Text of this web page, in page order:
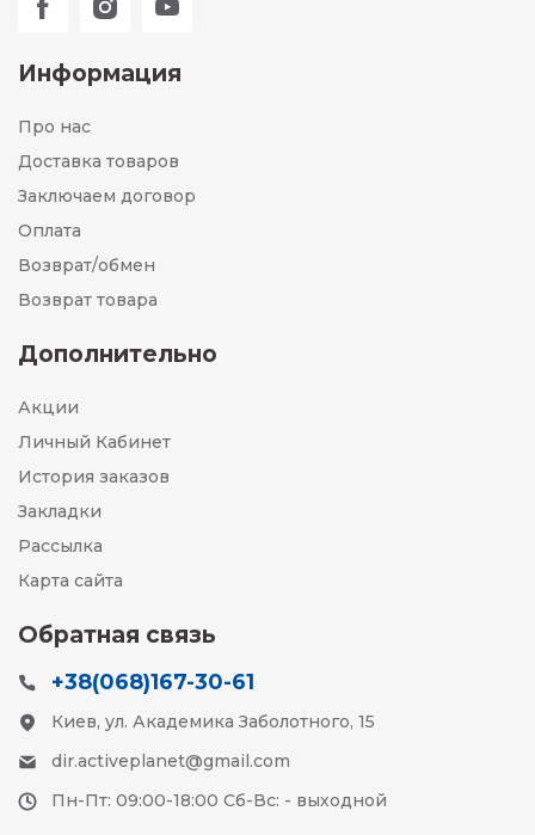
Информация
Про нас
Доставка товаров
Заключаем договор
Оплата
Возврат/обмен
Возврат товара
Дополнительно
Акции
Личный Кабинет
История заказов
Закладки
Рассылка
Карта сайта
Обратная связь
+38(068)167-30-61
Киев, ул. Академика Заболотного, 15
dir.activeplanet@gmail.com
Пн-Пт: 09:00-18:00 Сб-Вс: - выходной